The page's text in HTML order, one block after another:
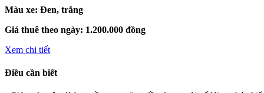
Màu xe: Đen, trắng
Giá thuê theo ngày: 1.200.000 đồng
Xem chi tiết
Điều cần biết